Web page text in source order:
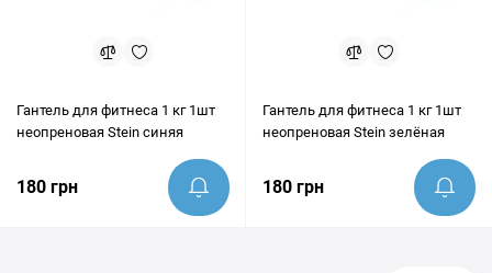
Гантель для фитнеса 1 кг 1шт
неопреновая Stein синяя
180 грн
Гантель для фитнеса 1 кг 1шт
неопреновая Stein зелёная
180 грн